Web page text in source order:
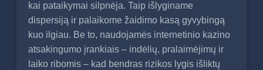
kai pataikymai silpnėja. Taip išlyginame
dispersiją ir palaikome žaidimo kasą gyvybingą
kuo ilgiau. Be to, naudojamės internetinio kazino
atsakingumo įrankiais – indėlių, pralaimėjimų ir
laiko ribomis – kad bendras rizikos lygis išliktų